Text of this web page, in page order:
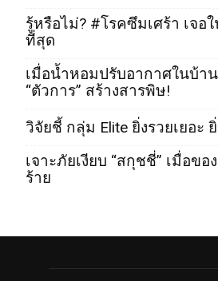
รู้หรือไม่? #โรคซึมเศร้า เจ
ที่สุด
เมื่อน้ำหอมปรับอากาศในบ้า
“ตัวการ” สร้างสารพิษ!
วิจัยชี้ กลุ่ม Elite ยิ่งรวยเยอะ
เจาะภัยเงียบ “สกุชชี่” เมื่อขอ
ร้าย